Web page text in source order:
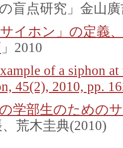
盲点研究」金山廣
イホン」の定義
」2010
of a siphon
45(2), 2010, pp.
学部生のための
荒木圭典(2010)